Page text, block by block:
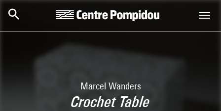
Marcel Wanders
Crochet Table